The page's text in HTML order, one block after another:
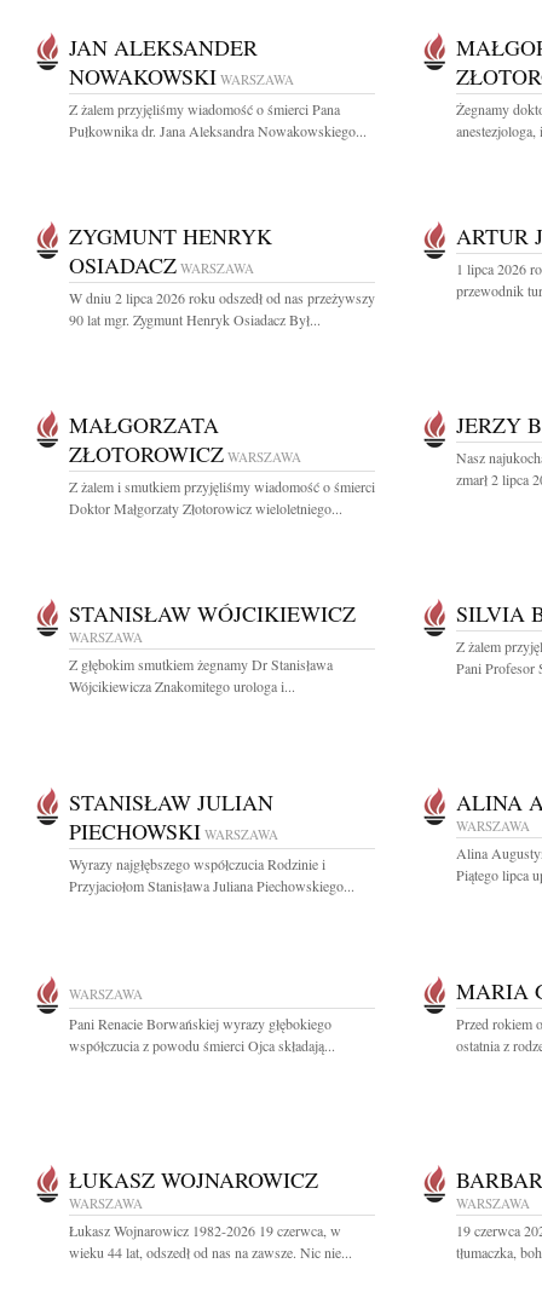
JAN ALEKSANDER
NOWAKOWSKI WARSZAWA
Z żalem przyjęliśmy wiadomość o śmierci Pana
Pułkownika dr. Jana Aleksandra Nowakowskiego...
Żegnamy
ZYGMUNT HENRYK
OSIADACZ WARSZAWA
W dniu 2 lipca 2026 roku odszedł od nas przeżywszy
90 lat mgr. Zygmunt Henryk Osiadacz Był...
ARTUR
1 lipca 2026
przewodnik
MAŁGORZATA
ZŁOTOROWICZ WARSZAWA
Z żalem i smutkiem przyjęliśmy wiadomość o śmierci
Doktor Małgorzaty Złotorowicz wieloletniego...
JERZY
Nasz
zmarł 2 lipca
STANISŁAW WÓJCIKIEWICZ
WARSZAWA
Z głębokim smutkiem żegnamy Dr Stanisława
Wójcikiewicza Znakomitego urologa i...
SILVIA
Z żalem
Pani Profesor
STANISŁAW JULIAN
PIECHOWSKI WARSZAWA
Wyrazy najgłębszego współczucia Rodzinie i
Przyjaciołom Stanisława Juliana Piechowskiego...
ALINA
WARSZAWA
Alina
Piątego lipca
WARSZAWA
Pani Renacie Borwańskiej wyrazy głębokiego
współczucia z powodu śmierci Ojca składają...
MARIA
Przed rokiem
ostatnia z
ŁUKASZ WOJNAROWICZ
WARSZAWA
Łukasz Wojnarowicz 1982-2026 19 czerwca, w
wieku 44 lat, odszedł od nas na zawsze. Nic nie...
WARSZAWA
19 czerwca
tłumaczka,